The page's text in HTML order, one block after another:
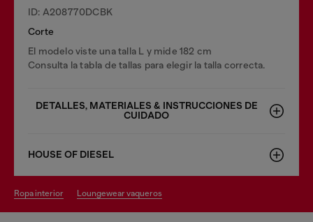
ID: A208770DCBK
Corte
El modelo viste una talla L y mide 182 cm
Consulta la tabla de tallas para elegir la talla correcta.
DETALLES, MATERIALES & INSTRUCCIONES DE
CUIDADO
HOUSE OF DIESEL
ropa interior loungewear vaqueros